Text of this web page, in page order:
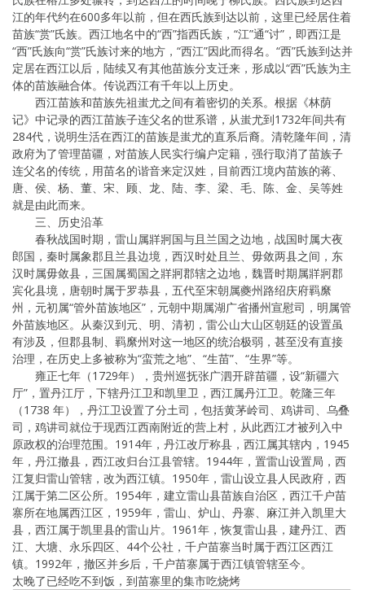
江的年代约在600多年以前，但在西氏族到达以前，这里已经居住着
苗族“赏”氏族。西江地名中的“西”指西氏族，“江”通“讨”，即西江是
“西”氏族向“赏”氏族讨来的地方，“西江”因此而得名。“西”氏族到达并
定居在西江以后，陆续又有其他苗族分支迁来，形成以“西”氏族为主
体的苗族融合体。传说西江有千年以上历史。
西江苗族和苗族先祖蚩尤之间有着密切的关系。根据《林荫
记》中记录的西江苗族子连父名的世系谱，从蚩尤到1732年间共有
284代，说明生活在西江的苗族是蚩尤的直系后裔。清乾隆年间，清
政府为了管理苗疆，对苗族人民实行编户定籍，强行取消了苗族子
连父名的传统，用苗名的谐音来定汉姓，目前西江境内苗族的蒋、
唐、侯、杨、董、宋、顾、龙、陆、李、梁、毛、陈、金、吴等姓
就是由此而来。
三、历史沿革
春秋战国时期，雷山属牂牁国与且兰国之边地，战国时属大夜
郎国，秦时属象郡且兰县边境，西汉时处且兰、毋敛两县之间，东
汉时属毋敛县，三国属蜀国之牂牁郡辖之边地，魏晋时期属牂牁郡
宾化县境，唐朝时属于罗恭县，五代至宋朝属夔州路绍庆府羁縻
州，元初属“管外苗族地区”，元朝中期属湖广省播州宣慰司，明属管
外苗族地区。从秦汉到元、明、清初，雷公山大山区朝廷的设置虽
有涉及，但郡县制、羁縻州对这一地区的统治极弱，甚至没有直接
治理，在历史上多被称为“蛮荒之地”、“生苗”、“生界”等。
雍正七年（1729年），贵州巡抚张广泗开辟苗疆，设“新疆六
厅”，置丹江厅，下辖丹江卫和凯里卫，西江属丹江卫。乾隆三年
（1738 年），丹江卫设置了分土司，包括黄茅岭司、鸡讲司、乌叠
司，鸡讲司就位于现西江西南附近的营上村，从此西江才被列入中
原政权的治理范围。1914年，丹江改厅称县，西江属其辖内，1945
年，丹江撤县，西江改归台江县管辖。1944年，置雷山设置局，西
江复归雷山管辖，改为西江镇。1950年，雷山设立县人民政府，西
江属于第二区公所。1954年，建立雷山县苗族自治区，西江千户苗
寨所在地属西江区，1959年，雷山、炉山、丹寨、麻江并入凯里大
县，西江属于凯里县的雷山片。1961年，恢复雷山县，建丹江、西
江、大塘、永乐四区、44个公社，千户苗寨当时属于西江区西江
镇。1992年，撤区并乡后，千户苗寨属于西江镇管辖至今。
太晚了已经吃不到饭，到苗寨里的集市吃烧烤